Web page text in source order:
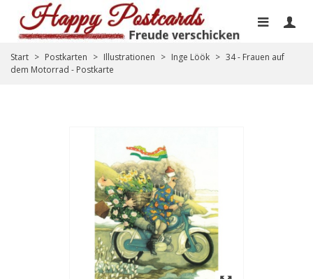
Start > Postkarten > Illustrationen > Inge Löök > 34 - Frauen auf
dem Motorrad - Postkarte